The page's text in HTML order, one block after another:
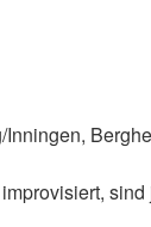
Inningen,